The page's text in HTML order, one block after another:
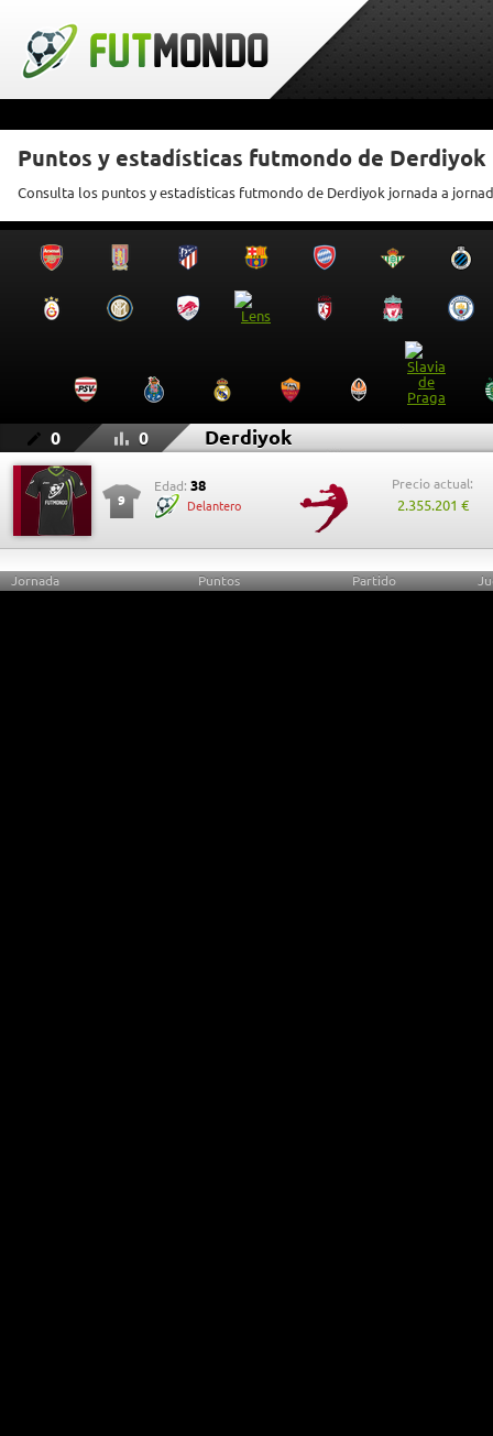
Puntos y estadísticas futmondo de Derdiyok
Consulta los puntos y estadísticas futmondo de Derdiyok jornada a
0 0 Derdiyok
9
Edad: 38
Delantero
Precio actual:
2.355.201 €
Jornada Puntos Partido